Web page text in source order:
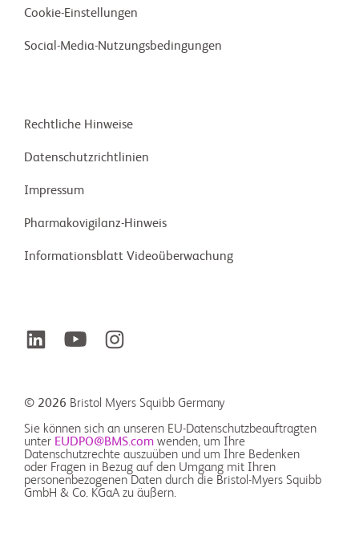
Cookie-Einstellungen
Social-Media-Nutzungsbedingungen
Rechtliche Hinweise
Daten­schutz­richt­linien
Impressum
Pharma­kovigilanz-Hinweis
Informationsblatt Videoüberwachung
© 2026 Bristol Myers Squibb Germany
Sie können sich an unseren EU-Datenschutzbeauftragten
unter EUDPO@BMS.com wenden, um Ihre
Datenschutzrechte auszuüben und um Ihre Bedenken
oder Fragen in Bezug auf den Umgang mit Ihren
personenbezogenen Daten durch die Bristol-Myers Squibb
GmbH & Co. KGaA zu äußern.